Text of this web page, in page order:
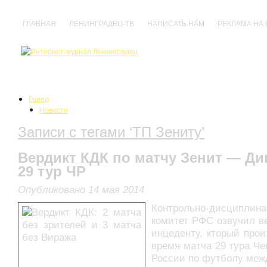
ГЛАВНАЯ ЛЕНИНГРАДЕЦ-ТВ НАПИСАТЬ НАМ РЕКЛАМА НА
Город
Новости
Происшествия
Нарушения
Культура
Анонсы
Выставки
Кино
Концерты
Праздники
Спектакли
Фестивали
Записи с тегами ‘ТП Зениту’
Вердикт КДК по матчу Зенит —
29 тур ЧР
Опубликовано 14 мая 2014
Контрольно-
комитет РФС озвучил
инцеденту, кторый
время матча 29 тура
России по футболу